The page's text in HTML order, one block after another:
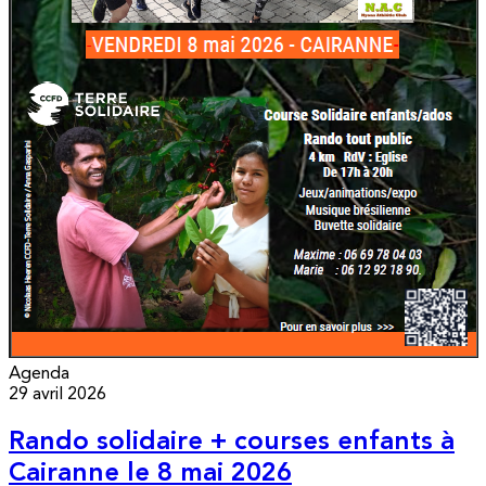
Agenda
29 avril 2026
Rando solidaire + courses enfants à
Cairanne le 8 mai 2026